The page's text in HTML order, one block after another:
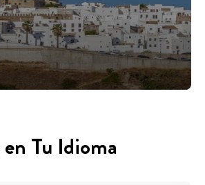
Tu Idioma